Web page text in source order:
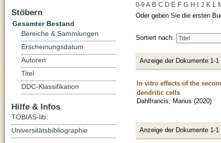
0-9 A B C D E F G H J K L
Oder geben Sie die ersten
Sortiert nach:
Anzeige der Dokumente 1-1
In vitro effects of the
dendritic cells
Dahlfrancis, Marius (2020)
Anzeige der Dokumente 1-1
Stöbern
Gesamter Bestand
Bereiche & Sammlungen
Erscheinungsdatum
Autoren
Titel
DDC-Klassifikation
Hilfe & Infos
TOBIAS-lib
Universitätsbibliographie